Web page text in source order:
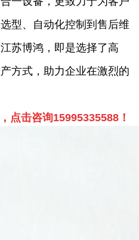
型、自动化控制到售后维
苏博鸿，即是选择了高
方式，助力企业在激烈的
点击咨询15995335588！